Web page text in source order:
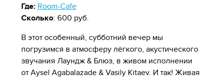
Где: Room-Cafe
Сколько: 600 руб.
В этот особенный, субботний вечер мы
погрузимся в атмосферу лёгкого, акустического
звучания Лаундж & Блюз, в живом исполнении
от Aysel Agabalazade & Vasily Kitaev. И так! Живая